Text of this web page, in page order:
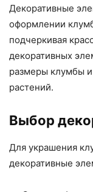
Декоративные
оформлении
подчеркивая
декоративных
размеры клумбы
растений.
Выбор
Для украшения
декоративные